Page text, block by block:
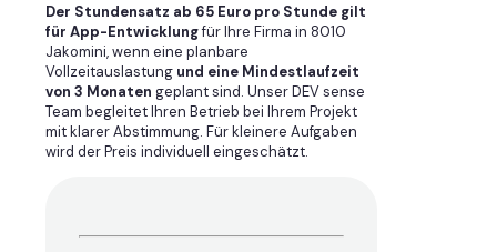
Der Stundensatz ab 65 Euro pro Stunde gilt
für App-Entwicklungfür Ihre Firma in 8010
Jakomini, wenn eine planbare
Vollzeitauslastung und eine Mindestlaufzeit
von 3 Monaten geplant sind. Unser DEV sense
Team begleitet Ihren Betrieb bei Ihrem Projekt
mit klarer Abstimmung. Für kleinere Aufgaben
wird der Preis individuell eingeschätzt.